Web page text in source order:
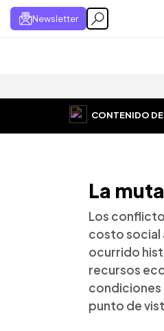
Newsletter
CONTENIDO
La
Los
costo social
ocurrido
recursos
condiciones
punto de